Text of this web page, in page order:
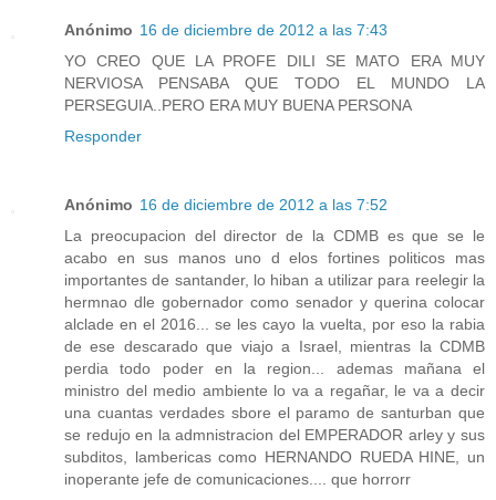
Anónimo 16 de diciembre de 2012 a las 7:43
YO CREO QUE LA PROFE DILI SE MATO ERA MUY
NERVIOSA PENSABA QUE TODO EL MUNDO LA
PERSEGUIA..PERO ERA MUY BUENA PERSONA
Responder
Anónimo 16 de diciembre de 2012 a las 7:52
La preocupacion del director de la CDMB es que se le
acabo en sus manos uno d elos fortines politicos mas
importantes de santander, lo hiban a utilizar para reelegir la
hermnao dle gobernador como senador y querina colocar
alclade en el 2016... se les cayo la vuelta, por eso la rabia
de ese descarado que viajo a Israel, mientras la CDMB
perdia todo poder en la region... ademas mañana el
ministro del medio ambiente lo va a regañar, le va a decir
una cuantas verdades sbore el paramo de santurban que
se redujo en la admnistracion del EMPERADOR arley y sus
subditos, lambericas como HERNANDO RUEDA HINE, un
inoperante jefe de comunicaciones.... que horrorr